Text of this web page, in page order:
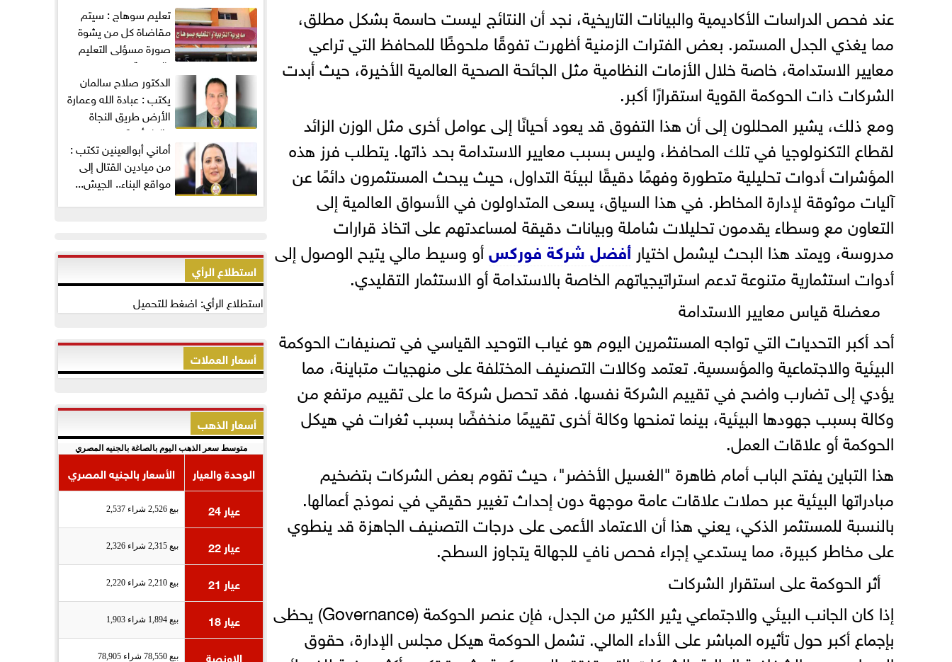
عند فحص الدراسات الأكاديمية والبيانات التاريخية، نجد أن النتائج ليست حاسمة بشكل مطلق،
مما يغذي الجدل المستمر. بعض الفترات الزمنية أظهرت تفوقًا ملحوظًا للمحافظ التي تراعي
معايير الاستدامة، خاصة خلال الأزمات النظامية مثل الجائحة الصحية العالمية الأخيرة، حيث أبدت
الشركات ذات الحوكمة القوية استقرارًا أكبر.
ومع ذلك، يشير المحللون إلى أن هذا التفوق قد يعود أحيانًا إلى عوامل أخرى مثل الوزن الزائد
لقطاع التكنولوجيا في تلك المحافظ، وليس بسبب معايير الاستدامة بحد ذاتها. يتطلب فرز هذه
المؤشرات أدوات تحليلية متطورة وفهمًا دقيقًا لبيئة التداول، حيث يبحث المستثمرون دائمًا عن
آليات موثوقة لإدارة المخاطر. في هذا السياق، يسعى المتداولون في الأسواق العالمية إلى
التعاون مع وسطاء يقدمون تحليلات شاملة وبيانات دقيقة لمساعدتهم على اتخاذ قرارات
مدروسة، ويمتد هذا البحث ليشمل اختيار أفضل شركة فوركسأو وسيط مالي يتيح الوصول إلى
أدوات استثمارية متنوعة تدعم استراتيجياتهم الخاصة بالاستدامة أو الاستثمار التقليدي.
معضلة قياس معايير الاستدامة
أحد أكبر التحديات التي تواجه المستثمرين اليوم هو غياب التوحيد القياسي في تصنيفات الحوكمة
البيئية والاجتماعية والمؤسسية. تعتمد وكالات التصنيف المختلفة على منهجيات متباينة، مما
يؤدي إلى تضارب واضح في تقييم الشركة نفسها. فقد تحصل شركة ما على تقييم مرتفع من
وكالة بسبب جهودها البيئية، بينما تمنحها وكالة أخرى تقييمًا منخفضًا بسبب ثغرات في هيكل
الحوكمة أو علاقات العمل.
هذا التباين يفتح الباب أمام ظاهرة "الغسيل الأخضر"، حيث تقوم بعض الشركات بتضخيم
مبادراتها البيئية عبر حملات علاقات عامة موجهة دون إحداث تغيير حقيقي في نموذج أعمالها.
بالنسبة للمستثمر الذكي، يعني هذا أن الاعتماد الأعمى على درجات التصنيف الجاهزة قد ينطوي
على مخاطر كبيرة، مما يستدعي إجراء فحص نافٍ للجهالة يتجاوز السطح.
أثر الحوكمة على استقرار الشركات
إذا كان الجانب البيئي والاجتماعي يثير الكثير من الجدل، فإن عنصر الحوكمة (Governance) يحظى
بإجماع أكبر حول تأثيره المباشر على الأداء المالي. تشمل الحوكمة هيكل مجلس الإدارة، حقوق
تعليم سوهاج : سيتم
مقاضاة كل من يشوة
صورة مسؤلى التعليم
بالمديرية...
الدكتور صلاح سالمان
يكتب : عبادة الله وعمارة
الأرض طريق النجاة
والطمأنينة
من ميادين القتال إلى
مواقع البناء.. الجيش...
استطلاع الرأي
استطلاع الرأي: اضغط للتحميل
أسعار العملات
أسعار الذهب
متوسط سعر الذهب اليوم بالصاغة بالجنيه المصري
الوحدة والعيار
الأسعار بالجنيه المصري
عيار 24
بيع 2,526 شراء 2,537
عيار 22 بيع 2,315 شراء 2,326
عيار 21 بيع 2,210 شراء 2,220
عيار 18 بيع 1,894 شراء 1,903
الاونصة بيع 78,550 شراء 78,905